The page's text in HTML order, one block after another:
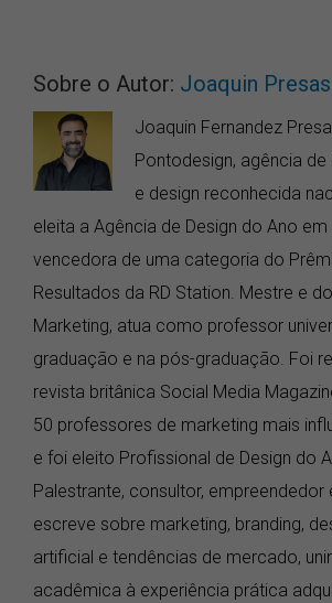
Sobre o Autor: Joaquin Presas
Joaquin Fernandez
Pontodesign, agência de
e design reconhecida
eleita a Agência de Design do Ano
vencedora de uma categoria do
Resultados da RD Station. Mestre e
Marketing, atua como professor
graduação e na pós-graduação. Foi
revista britânica Social Media
50 professores de marketing mais
e foi eleito Profissional de Design do
Palestrante, consultor, empreendedor
escreve sobre marketing, branding,
artificial e tendências de mercado,
acadêmica à experiência prática